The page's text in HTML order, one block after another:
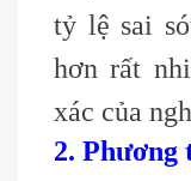
tỷ lệ sai
hơn rất
xác của
2. Phương